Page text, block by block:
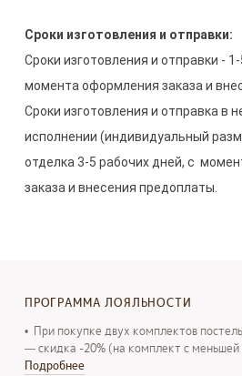
Сроки изготовления и отправки:
Сроки изготовления и отправки -
момента оформления заказа и
Сроки изготовления и отправка в
исполнении (индивидуальный
отделка 3-5 рабочих дней, с
заказа и внесения предоплаты.
ПРОГРАММА ЛОЯЛЬНОСТИ
• При покупке двух комплектов
— скидка -20% (на комплект с меньшей
Подробнее